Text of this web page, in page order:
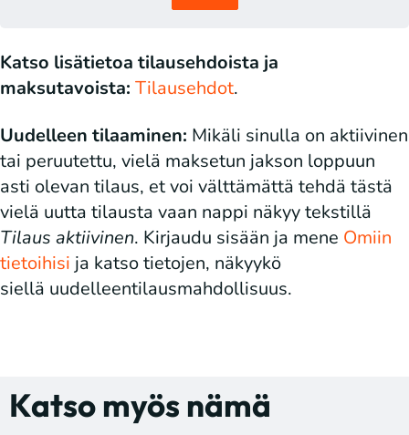
Katso lisätietoa tilausehdoista ja
maksutavoista: Tilausehdot.
Uudelleen tilaaminen: Mikäli sinulla on aktiivinen
tai peruutettu, vielä maksetun jakson loppuun
asti olevan tilaus, et voi välttämättä tehdä tästä
vielä uutta tilausta vaan nappi näkyy tekstillä
Tilaus aktiivinen. Kirjaudu sisään ja mene Omiin
tietoihisi ja katso tietojen, näkyykö
siellä uudelleentilausmahdollisuus.
Katso myös nämä